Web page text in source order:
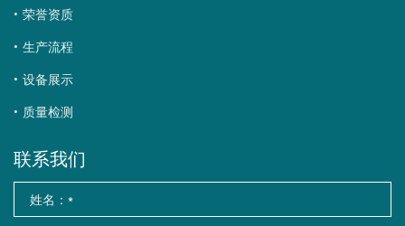
荣誉资质
生产流程
设备展示
质量检测
联系我们